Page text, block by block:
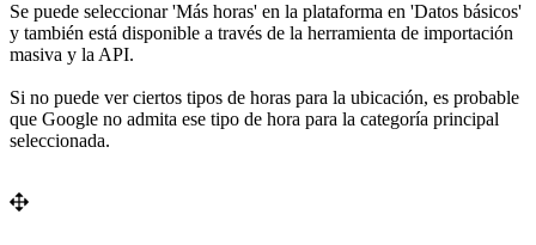
Se puede seleccionar 'Más horas' en la plataforma en 'Datos básicos'
y también está disponible a través de la herramienta de importación
masiva y la API.
Si no puede ver ciertos tipos de horas para la ubicación, es probable
que Google no admita ese tipo de hora para la categoría principal
seleccionada.